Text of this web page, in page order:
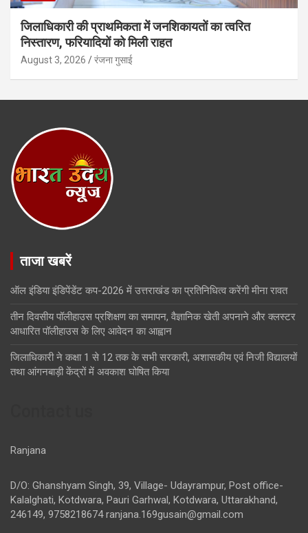
जिलाधिकारी की प्राथमिकता में जनशिकायतों का त्वरित
निस्तारण, फरियादियों को मिली राहत
August 3, 2026 रंजना गुसाई
ताजा खबरें
ऑल इंडिया इंडिपेंडेंट कप-2026 में उत्तराखंड का प्रतिनिधित्व करेंगी मीना रावत
तीन दिवसीय पॉलीहाउस प्रशिक्षण का समापन, वैज्ञानिक खेती अपनाने और क्लस्टर
आधारित पॉलीहाउस के लिए आवेदन का आह्वान
जिलाधिकारी ने कक्षा 1 से 12 तक के सभी सरकारी, अशासकीय एवं निजी विद्यालयों
तथा आंगनबाड़ी केंद्रों में अवकाश घोषित किया
Ranjana
D/O: Ghanshyam Singh, 39, Village- Udayrampur, Post office-
Kalalghati, Kotdwara, Pauri Garhwal, Kotdwara, Uttarakhand,
246149, 9758218674ranjana.169gusain@gmail.com